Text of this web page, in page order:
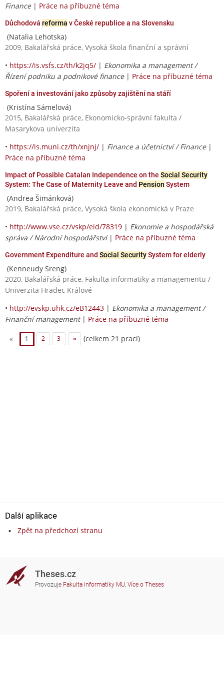
Finance| Práce na příbuzné téma
Důchodová reforma v České republice a na Slovensku
(Natalia Lehotska)
2009, Bakalářská práce, Vysoká škola finanční a správní
• https://is.vsfs.cz/th/k2jq5/ | Ekonomika a management /
Řízení podniku a podnikové finance| Práce na příbuzné téma
Spoření a investování jako způsoby zajištění na stáří
(Kristína Sámelová)
2015, Bakalářská práce, Ekonomicko-správní fakulta /
Masarykova univerzita
• https://is.muni.cz/th/xnjnj/ | Finance a účetnictví / Finance|
Práce na příbuzné téma
Impact of Possible Catalan Independence on the Social Security
System: The Case of Maternity Leave and Pension System
(Andrea Šimánková)
2019, Bakalářská práce, Vysoká škola ekonomická v Praze
• http://www.vse.cz/vskp/eid/78319 | Ekonomie a hospodářská
správa / Národní hospodářství| Práce na příbuzné téma
Government Expenditure and Social SecuritySystem for elderly
(Kenneudy Sreng)
2020, Bakalářská práce, Fakulta informatiky a managementu /
Univerzita Hradec Králové
• http://evskp.uhk.cz/eB12443 | Ekonomika a management /
Finanční management| Práce na příbuzné téma
« 1 2 3 » (celkem 21 prací)
Další aplikace
Zpět na předchozí stranu
Theses.cz
Provozuje Fakulta informatiky MU, Více o Theses